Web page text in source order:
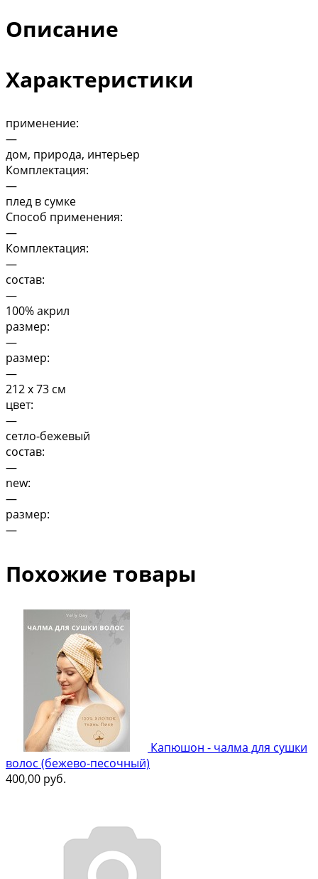
Описание
Характеристики
применение:
—
дом, природа, интерьер
Комплектация:
—
плед в сумке
Способ применения:
—
Комплектация:
—
состав:
—
100% акрил
размер:
—
размер:
—
212 х 73 см
цвет:
—
сетло-бежевый
состав:
—
new:
—
размер:
—
Похожие товары
Капюшон - чалма для сушки
волос (бежево-песочный)
400,00 руб.